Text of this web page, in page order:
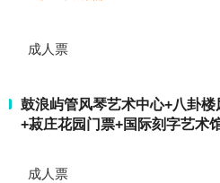
成人票
鼓浪屿管风琴艺术中心+八卦
+菽庄花园门票+国际刻字艺术
成人票